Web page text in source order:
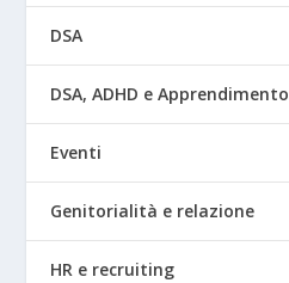
DSA
DSA, ADHD e Apprendimento
Eventi
Genitorialità e relazione
HR e recruiting